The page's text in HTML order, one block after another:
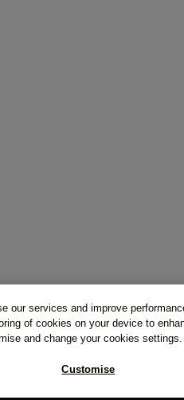
our services and improve
of cookies on your device to
and change your cookies settings.
Customise